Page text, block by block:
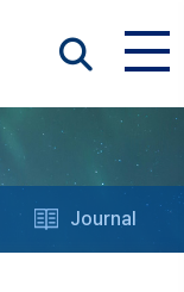
Journal